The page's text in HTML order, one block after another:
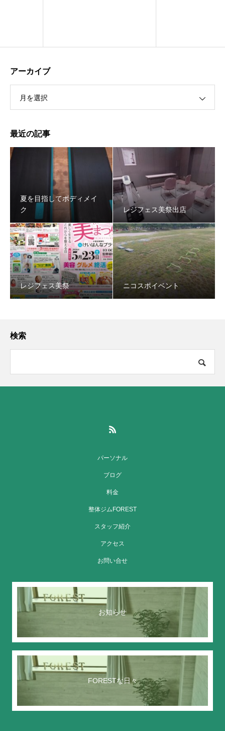
アーカイブ
月を選択
最近の記事
夏を目指してボディメイ
ク
レジフェス美祭出店
レジフェス美祭 ニコスポイベント
検索
パーソナル
ブログ
料金
整体ジムFOREST
スタッフ紹介
アクセス
お問い合せ
お知らせ
FORESTな日々